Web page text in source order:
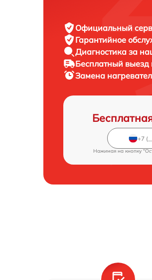
Официальный
Гарантийное
Диагностика за
Бесплатный выезд
Замена
Нажимая на кнопку